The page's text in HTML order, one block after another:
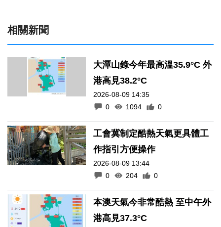
相關新聞
大潭山錄今年最高溫35.9°C 外
港高見38.2°C
2026-08-09 14:35
0
1094 0
工會冀制定酷熱天氣更具體工
作指引方便操作
2026-08-09 13:44
0
204 0
本澳天氣今非常酷熱 至中午外
港高見37.3°C